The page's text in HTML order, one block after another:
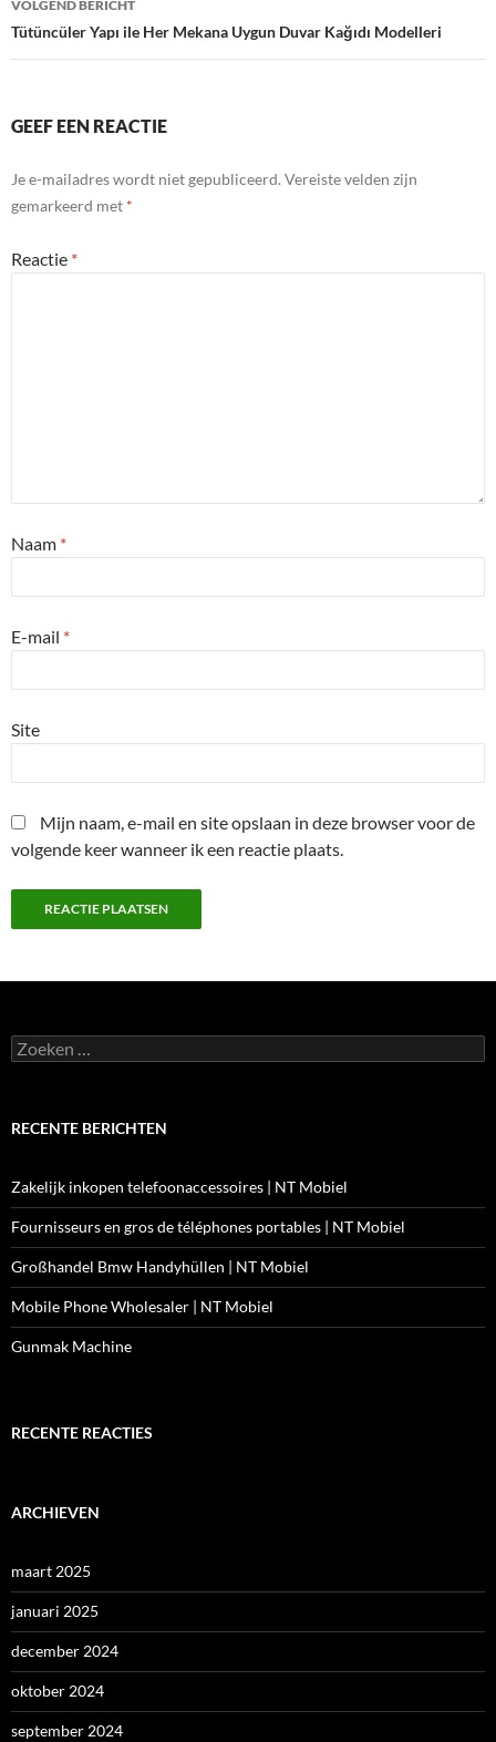
VOLGEND BERICHT
Tütüncüler Yapı ile Her Mekana Uygun Duvar Kağıdı Modelleri
GEEF EEN REACTIE
Je e-mailadres wordt niet gepubliceerd. Vereiste velden zijn
gemarkeerd met *
Reactie *
Naam *
E-mail *
Site
Mijn naam, e-mail en site opslaan in deze browser voor de
volgende keer wanneer ik een reactie plaats.
Zoeken
naar:
RECENTE BERICHTEN
Zakelijk inkopen telefoonaccessoires | NT Mobiel
Fournisseurs en gros de téléphones portables | NT Mobiel
Großhandel Bmw Handyhüllen | NT Mobiel
Mobile Phone Wholesaler | NT Mobiel
Gunmak Machine
RECENTE REACTIES
ARCHIEVEN
maart 2025
januari 2025
december 2024
oktober 2024
september 2024